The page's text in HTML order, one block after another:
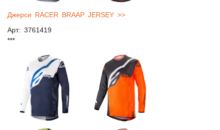
Джерси RACER BRAAP JERSEY >>
Арт: 3761419
***